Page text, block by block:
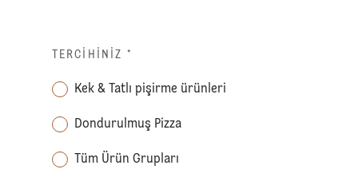
TERCIHINIZ *
Kek & Tatlı pişirme ürünleri
Dondurulmuş Pizza
Tüm Ürün Grupları